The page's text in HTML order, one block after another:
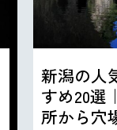
新潟の人
すめ20選
所から穴